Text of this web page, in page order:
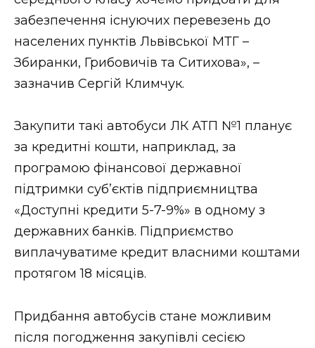
забезпечення існуючих перевезень до
населених пунктів Львівської МТГ –
Збиранки, Грибовичів та Ситихова», –
зазначив Сергій Климчук.
Закупити такі автобуси ЛК АТП №1 планує
за кредитні кошти, наприклад, за
програмою фінансової державної
підтримки суб’єктів підприємництва
«Доступні кредити 5-7-9%» в одному з
державних банків. Підприємство
виплачуватиме кредит власними коштами
протягом 18 місяців.
Придбання автобусів стане можливим
після погодження закупівлі сесією